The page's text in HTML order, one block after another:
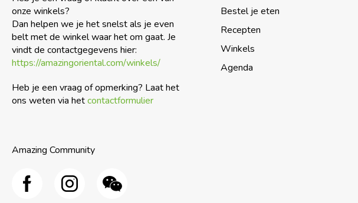
onze winkels?
Dan helpen we je het snelst als je even
belt met de winkel waar het om gaat. Je
vindt de contactgegevens hier:
https://amazingoriental.com/winkels/
Heb je een vraag of opmerking? Laat het
ons weten via hetcontactformulier
Amazing Community
Bestel je eten
Recepten
Winkels
Agenda